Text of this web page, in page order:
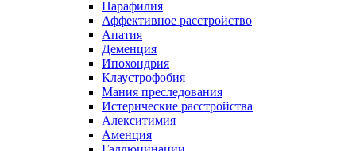
Парафилия
Аффективное расстройство
Апатия
Деменция
Ипохондрия
Клаустрофобия
Мания преследования
Истерические расстройства
Алекситимия
Аменция